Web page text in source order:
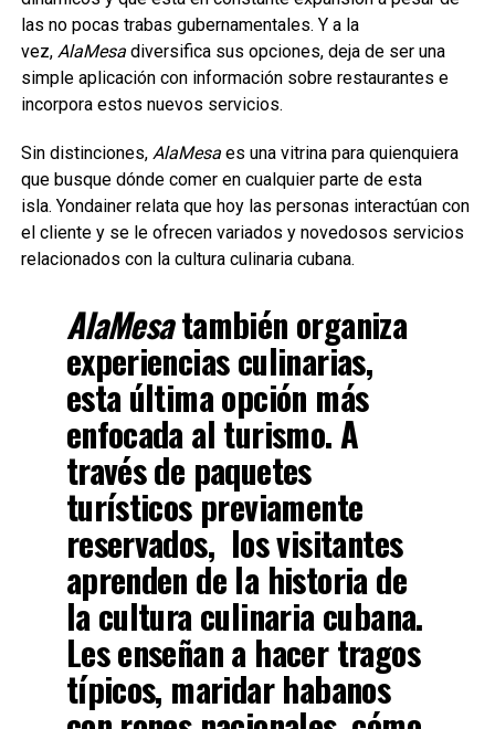
las no pocas trabas gubernamentales. Y a la
vez, AlaMesadiversifica sus opciones, deja de ser una
simple aplicación con información sobre restaurantes e
incorpora estos nuevos servicios.
Sin distinciones, AlaMesaes una vitrina para quienquiera
que busque dónde comer en cualquier parte de esta
isla. Yondainer relata que hoy las personas interactúan con
el cliente y se le ofrecen variados y novedosos servicios
relacionados con la cultura culinaria cubana.
AlaMesatambién organiza
experiencias culinarias,
esta última opción más
enfocada al turismo. A
través de paquetes
turísticos previamente
reservados, los visitantes
aprenden de la historia de
la cultura culinaria cubana.
Les enseñan a hacer tragos
típicos, maridar habanos